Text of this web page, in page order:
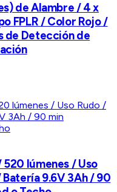
de Alambre / 4 x
FPLR / Color Rojo /
de Detección de
520 lúmenes / Uso
9.6V 3Ah / 90